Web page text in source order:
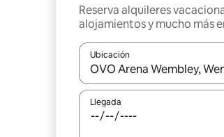
Reserva alquileres
alojamientos y mucho más
Ubicación
Cuando los resultados estén
Llegada